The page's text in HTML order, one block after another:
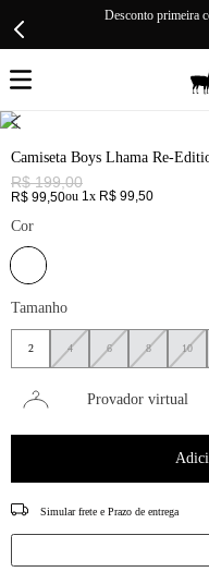
Desconto primeira
Camiseta Boys Lhama Re-
R$ 199,00
R$ 99,50ou 1x R$ 99,50
Cor
Tamanho
2 4 6 8 10
Provador virtual
CEP